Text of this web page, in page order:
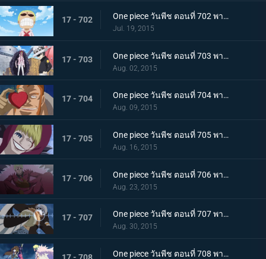
17 - 702 One piece วันพีช ตอนที่ 702 พากย์ไทย เผ่ามังกรฟ้า! อดีตที่ยิ่งใหญ่ของดอฟฟี่!
Jul. 19, 2015
17 - 703 One piece วันพีช ตอนที่ 703 พากย์ไทย เส้นทางที่ยากลำบาก! การเดินทางเพื่อชีวิตของลอว์และโคราซอน!
Aug. 02, 2015
17 - 704 One piece วันพีช ตอนที่ 704 พากย์ไทย เวลาเหลือน้อยแล้ว! ชิงผล โอเปะ โอเปะ มาให้ได้!
Aug. 09, 2015
17 - 705 One piece วันพีช ตอนที่ 705 พากย์ไทย ยามเมื่อต้องทำใจ! รอยยิ้มอำลาของโคราซอน!
Aug. 16, 2015
17 - 706 One piece วันพีช ตอนที่ 706 พากย์ไทย ไปซะ ลอว์! การต่อสู้ครั้งสุดท้ายของชายผู้อ่อนโยน!
Aug. 23, 2015
17 - 707 One piece วันพีช ตอนที่ 707 พากย์ไทย ไปสู่อิสระ! ลอว์ระเบิดอินเจ็กชันช็อต!!
Aug. 30, 2015
17 - 708 One piece วันพีช ตอนที่ 708 พากย์ไทย การต่อสู้ที่ดุเดือด!!! ลอว์ ปะทะ โดฟลามิงโก้!